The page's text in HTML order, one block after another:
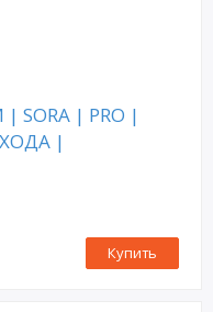
SORA | PRO |
|
Купить